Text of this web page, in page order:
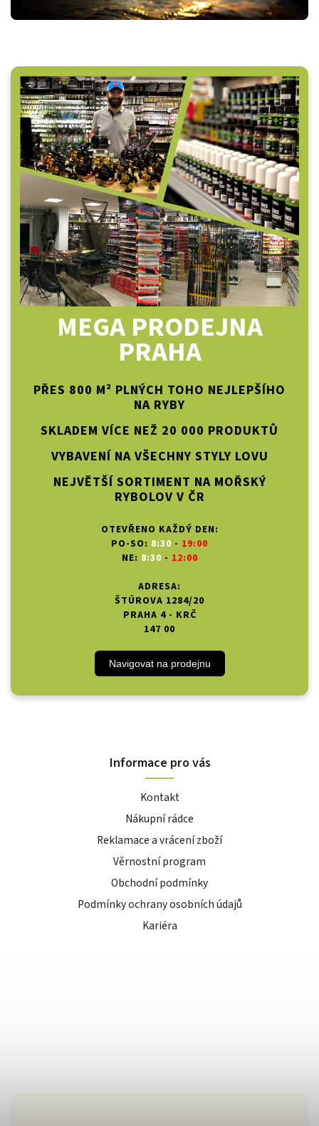
MEGA PRODEJNA
PRAHA
PŘES 800 M² PLNÝCH TOHO NEJLEPŠÍHO
NA RYBY
SKLADEM VÍCE NEŽ 20 000 PRODUKTŮ
VYBAVENÍ NA VŠECHNY STYLY LOVU
NEJVĚTŠÍ SORTIMENT NA MOŘSKÝ
RYBOLOV V ČR
OTEVŘENO KAŽDÝ DEN:
PO-SO: 8:30 - 19:00
NE: 8:30 - 12:00
ADRESA:
ŠTÚROVA 1284/20
PRAHA 4 - KRČ
147 00
Navigovat na prodejnu
Informace pro vás
Kontakt
Nákupní rádce
Reklamace a vrácení zboží
Věrnostní program
Obchodní podmínky
Podmínky ochrany osobních údajů
Kariéra